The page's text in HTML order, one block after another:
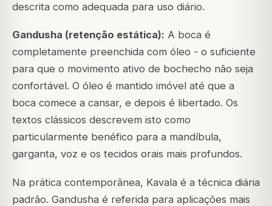
descrita como adequada para uso diário.
Gandusha (retenção estática): A boca é
completamente preenchida com óleo - o suficiente
para que o movimento ativo de bochecho não seja
confortável. O óleo é mantido imóvel até que a
boca comece a cansar, e depois é libertado. Os
textos clássicos descrevem isto como
particularmente benéfico para a mandíbula,
garganta, voz e os tecidos orais mais profundos.
Na prática contemporânea, Kavala é a técnica diária
padrão. Gandusha é referida para aplicações mais